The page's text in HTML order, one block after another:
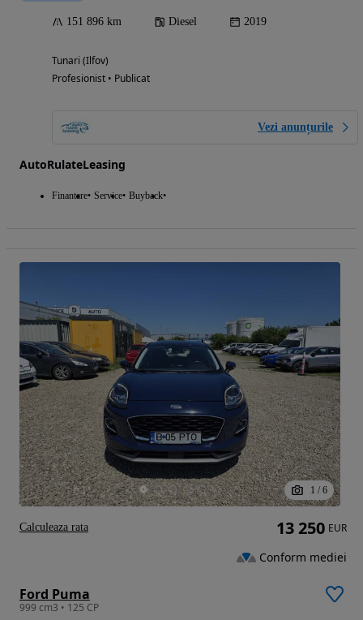
151 896 km Diesel 2019
Tunari (Ilfov)
Profesionist • Publicat
Vezi anunțurile
AutoRulateLeasing
Finantare Service Buyback
1 / 6
Ford Puma
999 cm3 • 125 CP
13 250 EUR
Conform mediei
Calculeaza rata